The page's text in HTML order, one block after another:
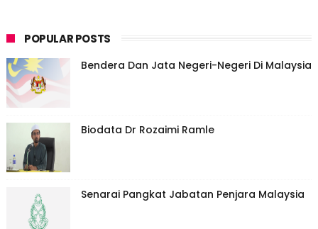
POPULAR POSTS
Bendera Dan Jata Negeri-Negeri Di Malaysia
Biodata Dr Rozaimi Ramle
Senarai Pangkat Jabatan Penjara Malaysia